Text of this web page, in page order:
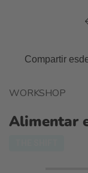
Compartir
WORKSHOP
Alimentar